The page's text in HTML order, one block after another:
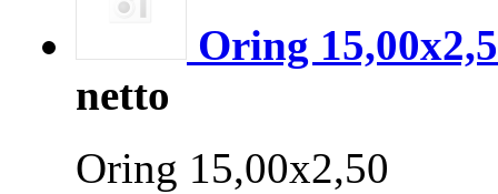
Oring
netto
Oring 15,00x2,50